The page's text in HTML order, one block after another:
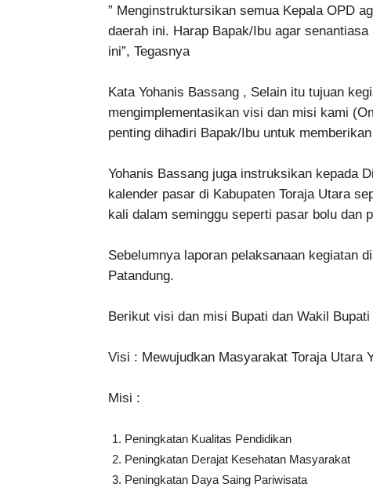
” Menginstruktursikan semua Kepala OPD
daerah ini. Harap Bapak/Ibu agar
ini”, Tegasnya
Kata Yohanis Bassang , Selain itu tujuan
mengimplementasikan visi dan misi kami
penting dihadiri Bapak/Ibu untuk
Yohanis Bassang juga instruksikan kepada
kalender pasar di Kabupaten Toraja Utara
kali dalam seminggu seperti pasar bolu dan
Sebelumnya laporan pelaksanaan kegiatan
Patandung.
Berikut visi dan misi Bupati dan Wakil Bupati
Visi : Mewujudkan Masyarakat Toraja Utara
Misi :
Peningkatan Kualitas Pendidikan
Peningkatan Derajat Kesehatan Masyarakat
Peningkatan Daya Saing Pariwisata